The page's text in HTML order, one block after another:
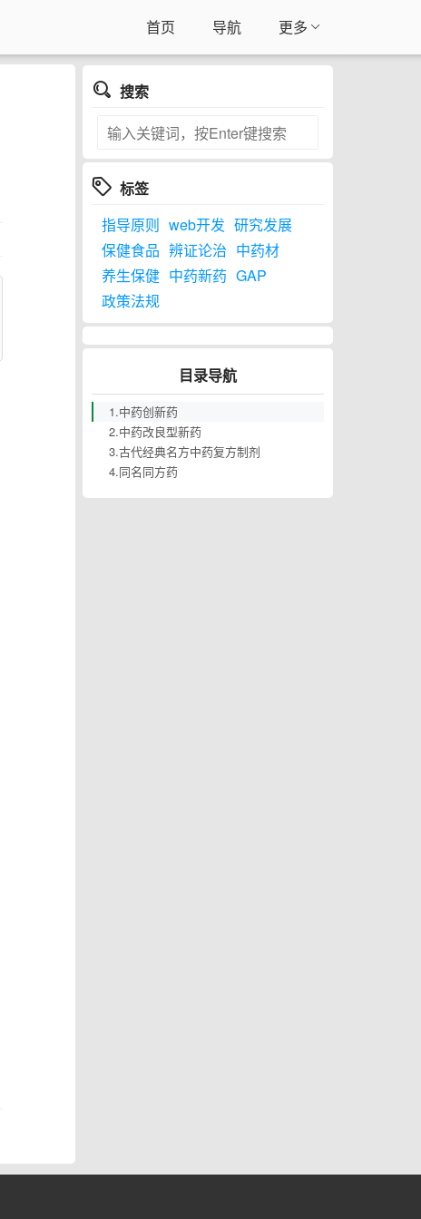
首页 导航 更多
搜索
标签
指导原则 web开发 研究发展
保健食品 辨证论治 中药材
养生保健 中药新药 GAP
政策法规
目录导航
1.中药创新药
2.中药改良型新药
3.古代经典名方中药复方制剂
4.同名同方药